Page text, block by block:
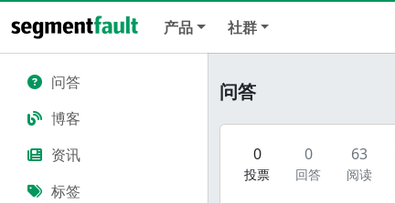
产品 社群
问答
博客
资讯
标签
问答
0
投票
0
回答
63
阅读